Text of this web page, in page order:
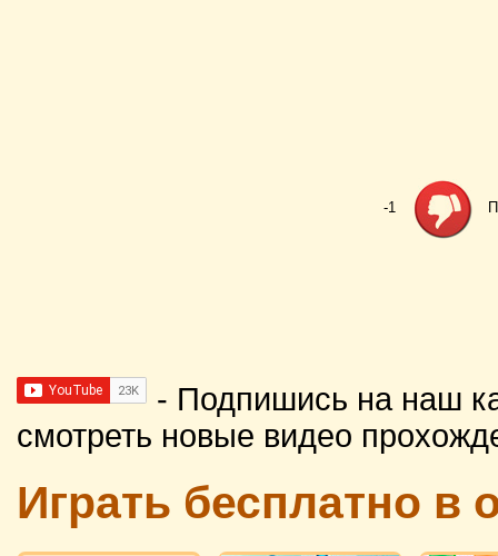
-1
- Подпишись на наш
смотреть новые видео
Играть бесплатно